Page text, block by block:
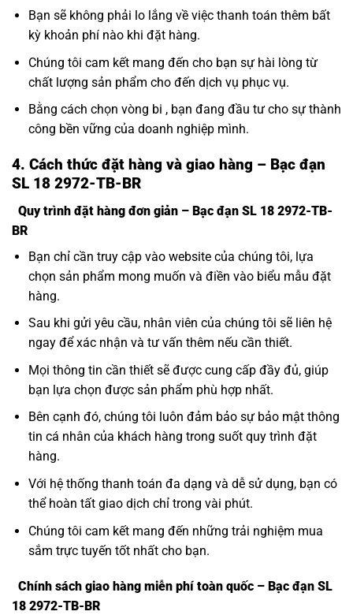
Bạn sẽ không phải lo lắng về việc thanh toán thêm bất
kỳ khoản phí nào khi đặt hàng.
Chúng tôi cam kết mang đến cho bạn sự hài lòng từ
chất lượng sản phẩm cho đến dịch vụ phục vụ.
Bằng cách chọn vòng bi , bạn đang đầu tư cho sự thành
công bền vững của doanh nghiệp mình.
4. Cách thức đặt hàng và giao hàng – Bạc đạn
SL 18 2972-TB-BR
Quy trình đặt hàng đơn giản – Bạc đạn SL 18 2972-TB-
BR
Bạn chỉ cần truy cập vào website của chúng tôi, lựa
chọn sản phẩm mong muốn và điền vào biểu mẫu đặt
hàng.
Sau khi gửi yêu cầu, nhân viên của chúng tôi sẽ liên hệ
ngay để xác nhận và tư vấn thêm nếu cần thiết.
Mọi thông tin cần thiết sẽ được cung cấp đầy đủ, giúp
bạn lựa chọn được sản phẩm phù hợp nhất.
Bên cạnh đó, chúng tôi luôn đảm bảo sự bảo mật thông
tin cá nhân của khách hàng trong suốt quy trình đặt
hàng.
Với hệ thống thanh toán đa dạng và dễ sử dụng, bạn có
thể hoàn tất giao dịch chỉ trong vài phút.
Chúng tôi cam kết mang đến những trải nghiệm mua
sắm trực tuyến tốt nhất cho bạn.
Chính sách giao hàng miễn phí toàn quốc – Bạc đạn SL
18 2972-TB-BR